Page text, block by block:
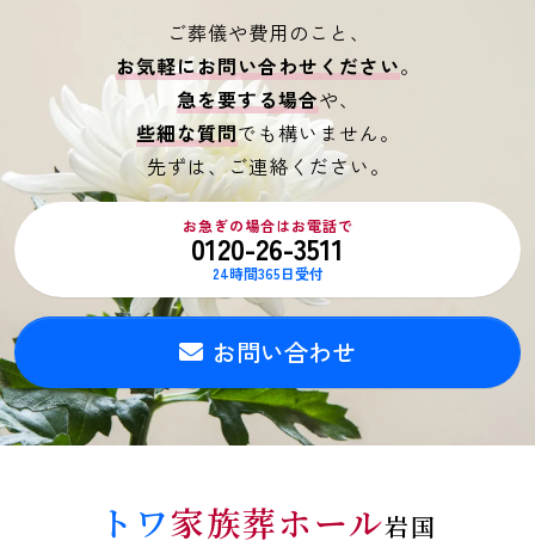
ご葬儀や費用のこと、
お気軽にお問い合わせください。
急を要する場合や、
些細な質問でも構いません。
先ずは、ご連絡ください。
お急ぎの場合はお電話で
0120-26-3511
24時間365日受付
お問い合わせ
トワ家族葬ホール岩国